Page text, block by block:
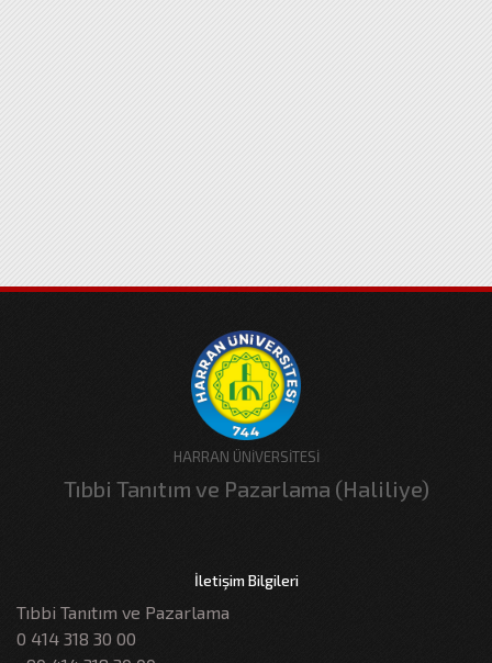
HARRAN ÜNİVERSİTESİ
Tıbbi Tanıtım ve Pazarlama (Haliliye)
İletişim Bilgileri
Tıbbi Tanıtım ve Pazarlama
0 414 318 30 00